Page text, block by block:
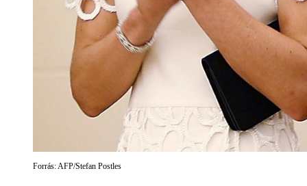
Forrás: AFP/Stefan Postles